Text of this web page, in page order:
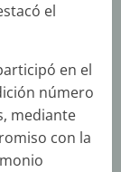
el
en el
número
mediante
con la